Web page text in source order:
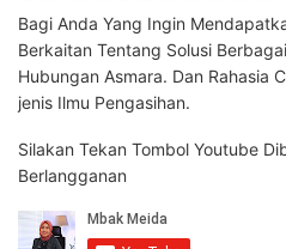
Bagi Anda Yang Ingin
Berkaitan Tentang Solusi
Hubungan Asmara. Dan Rahasia
jenis Ilmu Pengasihan.
Silakan Tekan Tombol Youtube
Berlangganan